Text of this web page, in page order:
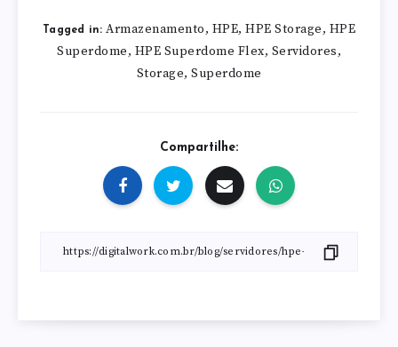
Tagged in: Armazenamento, HPE, HPE Storage, HPE
Superdome, HPE Superdome Flex, Servidores,
Storage, Superdome
Compartilhe: